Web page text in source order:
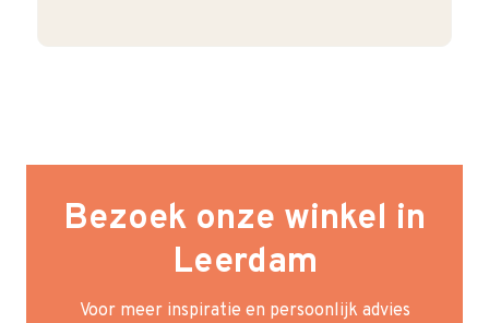
Bezoek onze winkel in
Leerdam
Voor meer inspiratie en persoonlijk advies